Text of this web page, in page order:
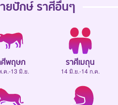
ยปักษ์ราศีอื่นๆ
ศีพฤษภ
.ค.-13 มิ.ย.
ราศีเมถุน
14 มิ.ย.-14 ก.ค.